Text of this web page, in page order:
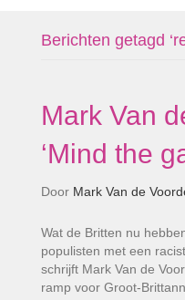
Berichten getagd
Mark Van
‘Mind the
Door Mark Van de
Wat de Britten nu
populisten met een
schrijft Mark Van de
ramp voor Groot-